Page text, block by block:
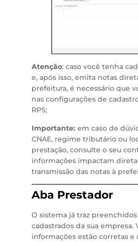
Atenção: caso você tenha
e, após isso, emita notas
prefeitura, é necessário que
nas configurações de
RPS;
Importante: em caso de
CNAE, regime tributário ou
prestação, consulte o seu
informações impactam
transmissão das notas à
Aba Prestador
O sistema já traz
cadastrados da sua empresa.
informações estão corretas